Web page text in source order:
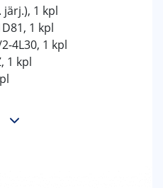
1 kpl
1 kpl
4L30, 1 kpl
1 kpl